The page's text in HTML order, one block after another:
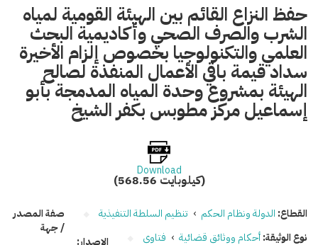
حفظ النزاع القائم بين الهيئة القومية لمياه
الشرب والصرف الصحي وأكاديمية البحث
العلمي والتكنولوجيا بخصوص إلزام الأخيرة
سداد قيمة باقي الأعمال المنفذة لصالح
الهيئة بمشروع وحدة المياه المدمجة بأبو
إسماعيل مركز مطوبس بكفر الشيخ
Download
(568.56 كيلوبايت)
القطاع: الدولة ونظام الحكم › تنظيم السلطة التنفيذية
نوع الوثيقة:أحكام ووثائق قضائية › فتاوى
صفة المصدر
/ جهة
الإصدار: